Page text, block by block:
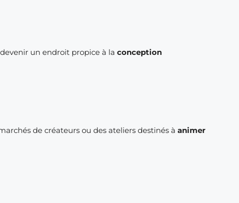
un endroit propice à laconception
de créateurs ou des ateliers destinés àanimer